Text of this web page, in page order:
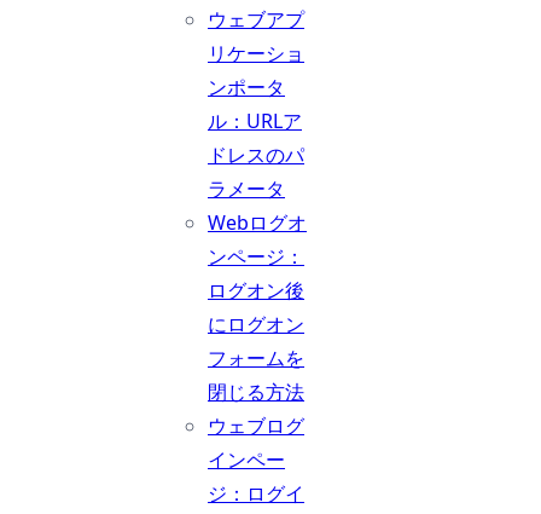
ウェブアプ
リケーショ
ンポータ
ル：URLア
ドレスのパ
ラメータ
Webログオ
ンページ：
ログオン後
にログオン
フォームを
閉じる方法
ウェブログ
インペー
ジ：ログイ